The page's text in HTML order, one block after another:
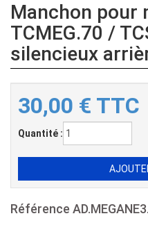
Manchon pour
TCMEG.70 /
silencieux
30,00 € TTC
Quantité :
Référence